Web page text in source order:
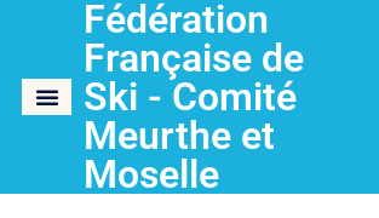
Fédération
Française de
Ski - Comité
Meurthe et
Moselle